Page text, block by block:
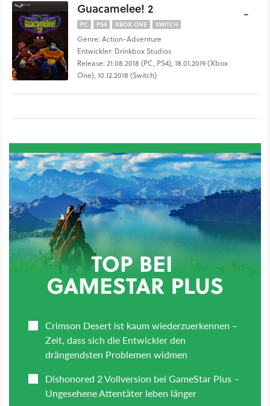
Guacamelee! 2
PC PS4 XBOX ONE SWITCH
Genre: Action-Adventure
Entwickler: Drinkbox Studios
Release: 21.08.2018 (PC, PS4), 18.01.2019 (Xbox
One), 10.12.2018 (Switch)
-